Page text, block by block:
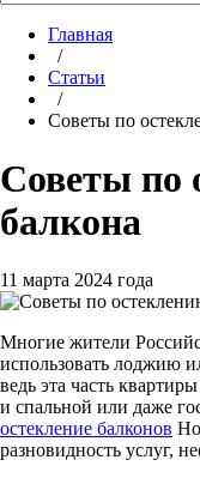
Главная
/
Статьи
/
Советы по
Советы по
балкона
11 марта 2024 года
Многие жители
использовать лоджию
ведь эта часть
и спальной или даже
остекление балконов
разновидность услуг,